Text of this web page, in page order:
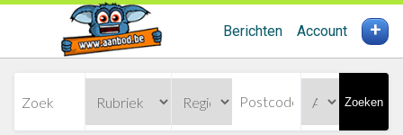
Berichten Account +
Zoeken